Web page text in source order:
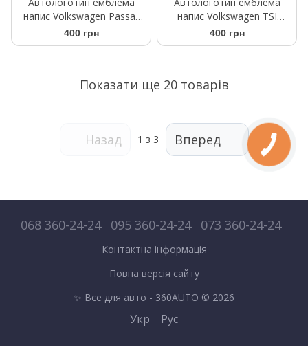
напис Volkswagen Passat
чорний глянець на
багажник
400 грн
напис Volkswagen TSI
чорний на кришку
багажника
400 грн
Показати ще 20 товарів
Назад 1 з 3 Вперед
068 360-24-24 095 360-24-24 073 360-24-24
Контактна інформація
Повна версія сайту
✨ Все для авто - 360AUTO © 2026
Укр Рус